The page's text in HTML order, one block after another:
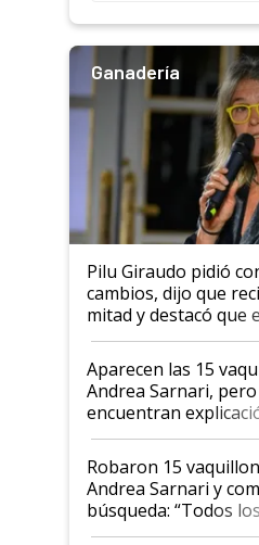
Ganadería
Pilu Giraudo pidió
cambios, dijo que
mitad y destacó que
ser "para unos
mandato muy claro
nacional"
Aparecen las 15
Andrea Sarnari,
encuentran
cómo llegaron allí
Robaron 15
Andrea Sarnari y
búsqueda: “Todos los
toca a algún